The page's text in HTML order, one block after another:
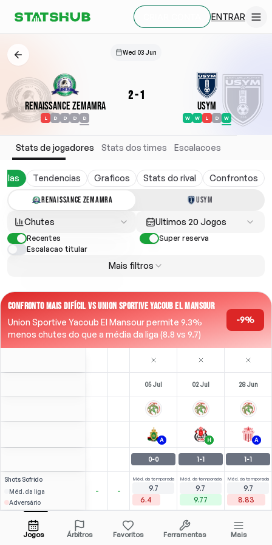
ENTRAR
Wed 03 Jun
Renaissance Zemamra
L D D D D
2-1
USYM
W W L D W
Stats de jogadores Stats dos times Escalacoes
Tendencias Graficos Stats do rival Confrontos
RENAISSANCE ZEMAMRA USYM
Chutes Ultimos 20 Jogos
Recentes
Super reserva
Escalacao titular
Mais filtros
CONFRONTO MAIS DIFÍCIL VS UNION SPORTIVE YACOUB EL MANSOUR
Union Sportive Yacoub El Mansour permite 9.3%
menos chutes do que a média da liga (8.8 vs 9.7)
-9%
05 Jul 02 Jul 28 Jun
A H A
0-0 1-1 1-1
Shots Sofrido
Méd. da liga
Adversário
- -
Méd. da temporada
9.7
6.4
Méd. da temporada
9.7
9.77
Méd. da temporada
9.7
8.83
F. Yazid Abrir menu 1.56
82' LW-80
3
M-
Jogos Árbitros Favoritos Ferramentas Mais